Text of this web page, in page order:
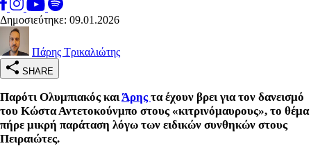
Δημοσιεύτηκε: 09.01.2026
Πάρης Τρικαλιώτης
SHARE
Παρότι Ολυμπιακός καιΆρηςτα έχουν βρει για τον δανεισμό
του Κώστα Αντετοκούνμπο στους «κιτρινόμαυρους», το θέμα
πήρε μικρή παράταση λόγω των ειδικών συνθηκών στους
Πειραιώτες.